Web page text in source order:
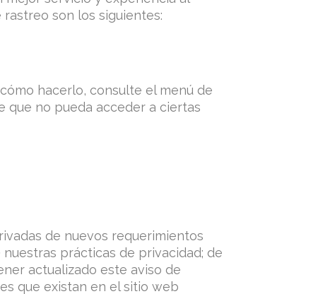
son los siguientes:
hacerlo, consulte el menú de
que no pueda acceder a ciertas
de nuevos requerimientos
prácticas de privacidad; de
actualizado este aviso de
que existan en el sitio web